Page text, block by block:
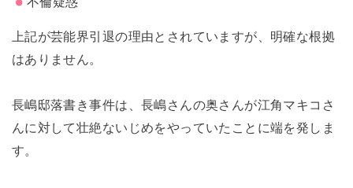
上記が芸能界引退の理由とされていますが、明確な根拠
はありません。
長嶋邸落書き事件は、長嶋さんの奥さんが江角マキコさ
んに対して壮絶ないじめをやっていたことに端を発しま
す。